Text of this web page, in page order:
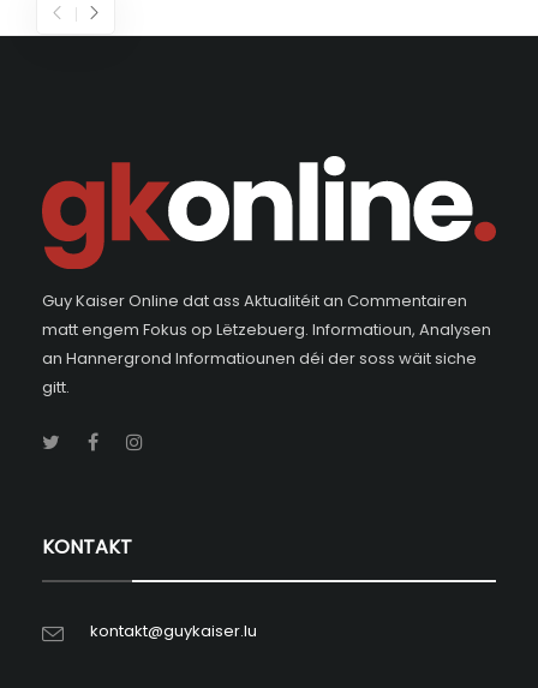
Guy Kaiser Online dat ass Aktualitéit an Commentairen
matt engem Fokus op Lëtzebuerg. Informatioun, Analysen
an Hannergrond Informatiounen déi der soss wäit siche
gitt.
KONTAKT
kontakt@guykaiser.lu